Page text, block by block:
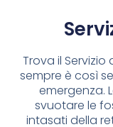
Trova il
sempre è così
emergenza.
svuotare le
intasati della